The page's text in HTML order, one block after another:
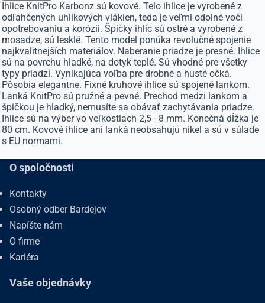
Ihlice KnitPro Karbonz sú kovové. Telo ihlice je vyrobené z
odľahčených uhlíkových vlákien, teda je veľmi odolné voči
opotrebovaniu a korózii. Špičky ihlíc sú ostré a vyrobené z
mosadze, sú lesklé. Tento model ponúka revolučné spojenie
najkvalitnejších materiálov. Naberanie priadze je presné. Ihlice
sú na povrchu hladké, na dotyk teplé. Sú vhodné pre všetky
typy priadzí. Vynikajúca voľba pre drobné a husté očká.
Pôsobia elegantne. Fixné kruhové ihlice sú spojené lankom.
Lanká KnitPro sú pružné a pevné. Prechod medzi lankom a
špičkou je hladký, nemusíte sa obávať zachytávania priadze.
Ihlice sú na výber vo veľkostiach 2,5 - 8 mm. Konečná dĺžka je
80 cm. Kovové ihlice ani lanká neobsahujú nikel a sú v súlade
s EU normami.
O spoločnosti
Kontakty
Osobný odber Bardejov
Napíšte nám
O firme
Kariéra
Vaše objednávky